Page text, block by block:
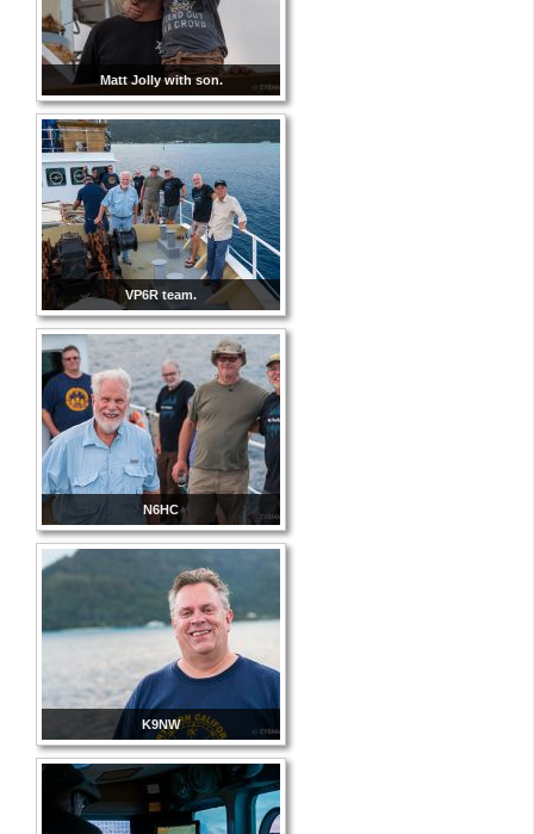
Matt Jolly with son.
VP6R team.
N6HC
K9NW